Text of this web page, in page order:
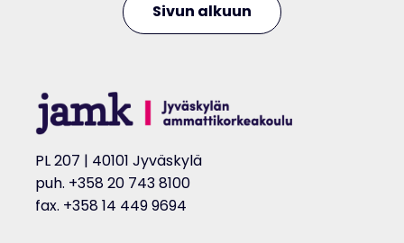
Sivun alkuun
PL 207 | 40101 Jyväskylä
puh. +358 20 743 8100
fax. +358 14 449 9694